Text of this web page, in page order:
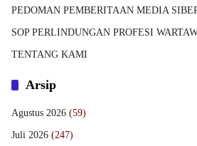
PEDOMAN PEMBERITAAN MEDIA
SOP PERLINDUNGAN PROFESI
TENTANG KAMI
Arsip
Agustus 2026 (59)
Juli 2026 (247)